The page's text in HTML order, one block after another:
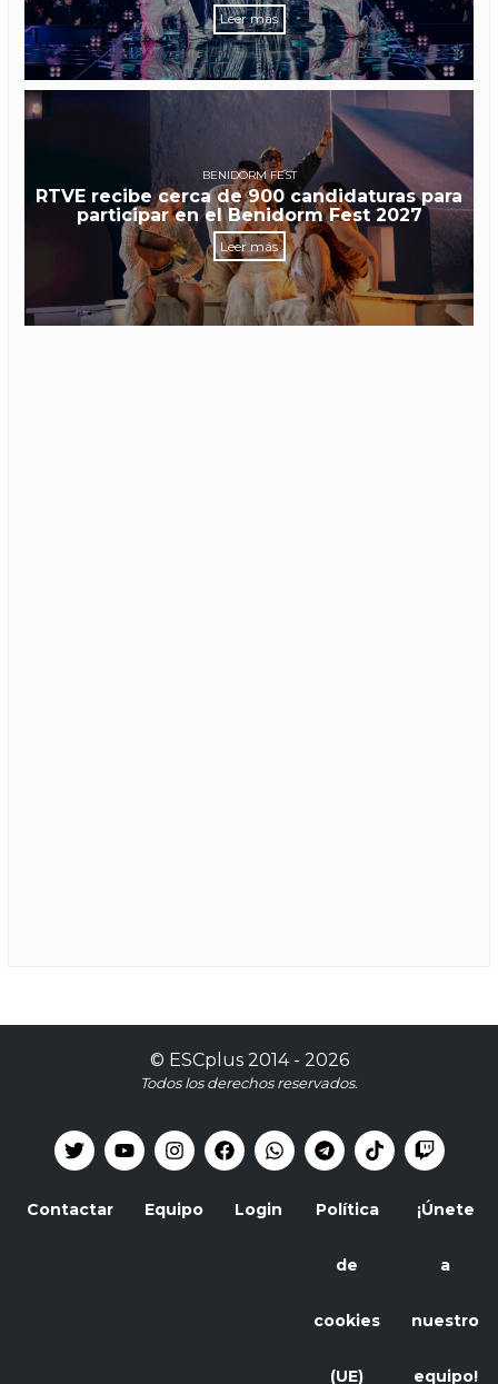
Leer más
BENIDORM FEST
RTVE recibe cerca de 900 candidaturas para
participar en el Benidorm Fest 2027
Leer más
© ESCplus2014 - 2026
Todos los derechos reservados.
Contactar Equipo Login Política
de
cookies
(UE)
¡Únete
a
nuestro
equipo!